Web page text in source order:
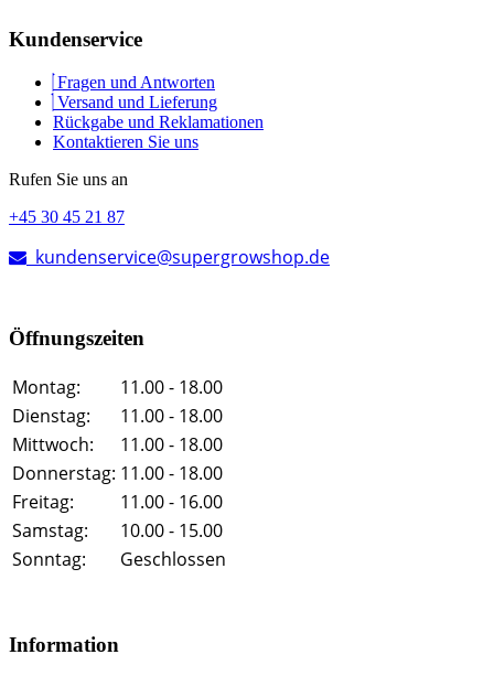
Kundenservice
Fragen und Antworten
Versand und Lieferung
Rückgabe und Reklamationen
Kontaktieren Sie uns
Rufen Sie uns an
+45 30 45 21 87
kundenservice@supergrowshop.de
Öffnungszeiten
Montag:
11.00 - 18.00
Dienstag:
11.00 - 18.00
Mittwoch:
11.00 - 18.00
Donnerstag: 11.00 - 18.00
Freitag:
11.00 - 16.00
Samstag:
10.00 - 15.00
Sonntag:
Geschlossen
Information